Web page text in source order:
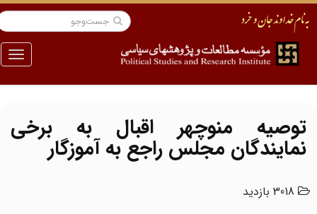
منو
توصیه منوچهر اقبال به برخی
نمایندگان مجلس راجع به آموزگار
3018 بازدید